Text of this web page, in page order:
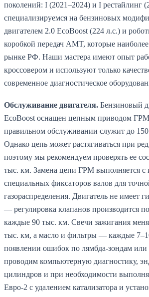
поколений: I (2021–2024) и I рестайлинг
специализируемся на бензиновых
двигателем 2.0 EcoBoost (224 л.с.) и
коробкой передач AMT, которые
рынке РФ. Наши мастера имеют опыт
кроссовером и используют только
современное диагностическое
Обслуживание двигателя. Бензиновый
EcoBoost оснащен цепным приводом
правильном обслуживании служит до
Однако цепь может растягиваться при
поэтому мы рекомендуем проверять ее
тыс. км. Замена цепи ГРМ выполняется с
специальных фиксаторов валов для
газораспределения. Двигатель не имеет
— регулировка клапанов производится
каждые 90 тыс. км. Свечи зажигания
тыс. км, а масло и фильтры — каждые
появлении ошибок по лямбда-зондам или
проводим компьютерную диагностику,
цилиндров и при необходимости
Евро-2 с удалением катализатора и